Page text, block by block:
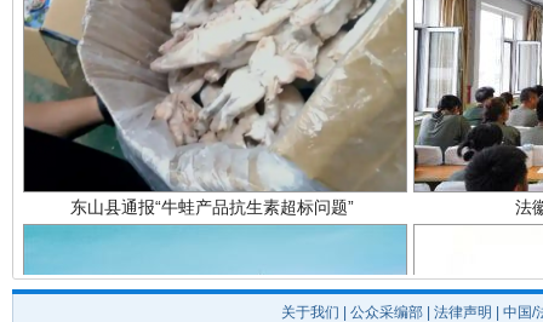
东山县通报“牛蛙产品抗生素超标问题” 法
关于我们 公众采编部 法律声明 | 中国